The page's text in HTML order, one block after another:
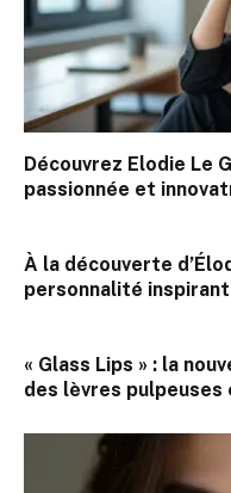
Découvrez Elodie Le
passionnée et
À la découverte
personnalité
« Glass Lips » : la
des lèvres